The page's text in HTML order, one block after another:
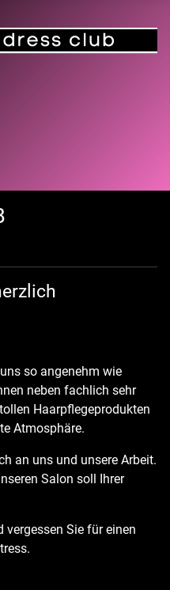
so angenehm wie
neben fachlich sehr
Haarpflegeprodukten
Atmosphäre.
an uns und unsere Arbeit.
Salon soll Ihrer
vergessen Sie für einen